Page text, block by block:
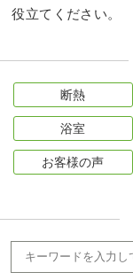
役立てください。
断熱
浴室
お客様の声